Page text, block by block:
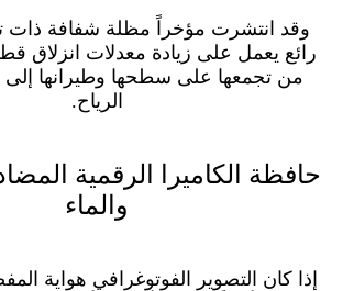
وقد انتشرت مؤخراً مظلة شفافة ذات
رائع يعمل على زيادة معدلات انزلاق
من تجمعها على سطحها وطيرانها
الرياح.
حافظة الكاميرا الرقمية
والماء
إذا كان التصوير الفوتوغرافي هواية